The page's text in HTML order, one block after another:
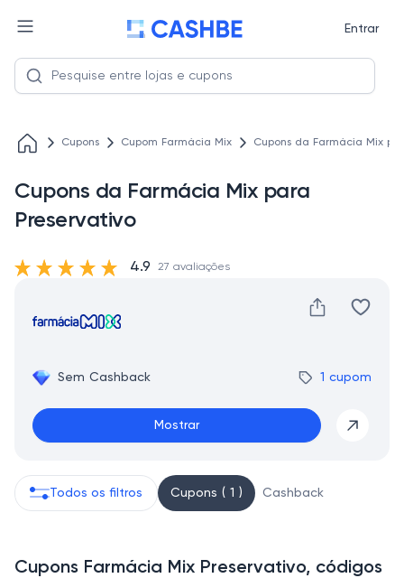
Entrar
Cupons Cupom Farmácia Mix Cupons da Farmácia Mix
Cupons da Farmácia Mix para
Preservativo
Sem Cashback 1 cupom
Mostrar
4.9 27 avaliações
Todos os filtros Cupons ( 1 ) Cashback
Cupons Farmácia Mix Preservativo, códigos